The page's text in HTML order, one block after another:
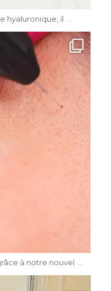
hyaluronique, il ...
à notre nouvel ...